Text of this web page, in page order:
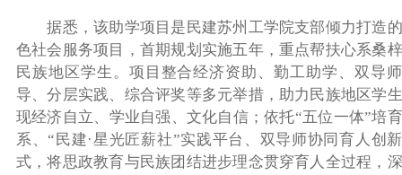
据悉，该助学项目是民建苏州工学院支部倾力打造
色社会服务项目，首期规划实施五年，重点帮扶心系桑
民族地区学生。项目整合经济资助、勤工助学、双导
导、分层实践、综合评奖等多元举措，助力民族地区学
现经济自立、学业自强、文化自信；依托“五位一体”培
系、“民建·星光匠薪社”实践平台 、 双导师协同育人创
式，将思政教育与民族团结进步理念贯穿育人全过程，